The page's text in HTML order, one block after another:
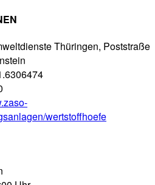
Thüringen, Poststraße
wertstoffhoefe